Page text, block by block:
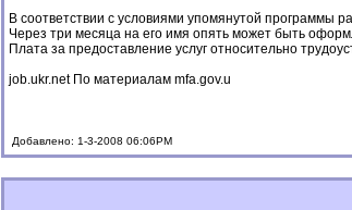
В соответствии с условиями упомянутой программы
Через три месяца на его имя опять может быть
Плата за предоставление услуг относительно
job.ukr.net По материалам mfa.gov.u
Добавлено: 1-3-2008 06:06PM